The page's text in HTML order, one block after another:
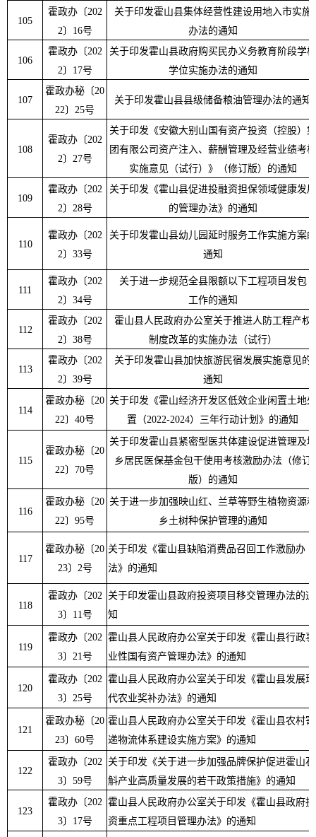
105
霍政办〔202
2〕 16号
关于印发霍山县集体经营性建设用地入市实施
办法的通知
106
霍政办〔202
2〕 17号
关于印发霍山县政府购买民办义务教育阶段学校
学位实施办法的通知
107
霍政办秘 〔20
22〕 25号
关于印发霍山县县级储备粮油管理办法的通知
108
霍政办〔202
2〕 27号
关于印发《安徽大别山国有资产投资（控股）集
团有限公司资产注入、薪酬管理及经营业绩考核
实施意见（试行）》（修订版）的通知
109
霍政办〔202
2〕 28号
关于印发《霍山县促进投融资担保领域健康发展
的管理办法》的通知
110
霍政办〔202
2〕 33号
关于印发霍山县幼儿园延时服务工作实施方案的
通知
111
霍政办〔202
2〕 34号
关于进一步规范全县限额以下工程项目发包
工作的通知
112
霍政办〔202
2〕 38号
霍山县人民政府办公室关于推进人防工程产权
制度改革的实施办法（试行）
113
霍政办〔202
2〕 39号
关于印发霍山县加快旅游民宿发展实施意见的
通知
114
霍政办秘 〔20
22〕 40号
关于印发《霍山经济开发区低效企业闲置土地处
置（2022-2024）三年行动计划》的通知
115
霍政办秘 〔20
22〕 70号
关于印发霍山县紧密型医共体建设促进管理及城
乡居民医保基金包干使用考核激励办法（修订
版）的通知
116
霍政办秘〔20
22〕 95号
关于进一步加强映山红、兰草等野生植物资源和
乡土树种保护管理的通知
117
霍政办秘 〔20
23〕 2号
关于印发《霍山县缺陷消费品召回工作激励办
法》的通知
118
霍政办〔202
3〕 11号
关于印发霍山县政府投资项目移交管理办法的通
知
119
霍政办〔202
3〕 21号
霍山县人民政府办公室关于印发《霍山县行政事
业性国有资产管理办法》的通知
120
霍政办〔202
3〕 25号
霍山县人民政府办公室关于印发《霍山县发展现
代农业奖补办法》的通知
121
霍政办秘 〔20
23〕 60号
霍山县人民政府办公室关于印发《霍山县农村寄
递物流体系建设实施方案》的通知
122
霍政办〔202
3〕 59号
关于印发《关于进一步加强品牌保护促进霍山石
斛产业高质量发展的若干政策措施》的通知
123
霍政办〔202
3〕 17号
霍山县人民政府办公室关于印发《霍山县政府投
资重点工程项目管理办法》的通知